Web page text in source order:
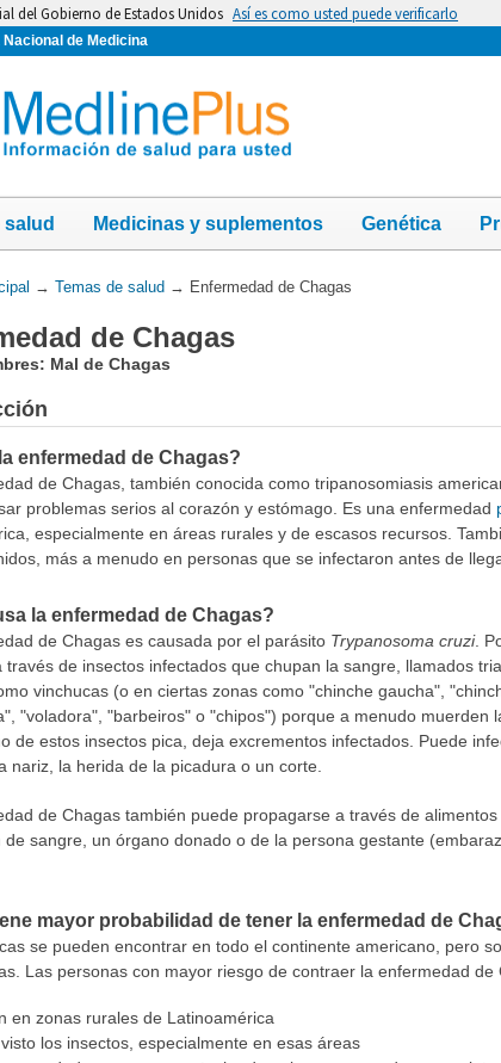
del Gobierno de Estados Unidos Así es como usted puede verificarlo
de Medicina
salud Medicinas y suplementos Genética
→ Temas de salud → Enfermedad de Chagas
de Chagas
Mal de Chagas
enfermedad de Chagas?
de Chagas, también conocida como tripanosomiasis
problemas serios al corazón y estómago. Es una enfermedad
especialmente en áreas rurales y de escasos recursos.
más a menudo en personas que se infectaron antes de
la enfermedad de Chagas?
de Chagas es causada por el parásito Trypanosoma cruzi.
través de insectos infectados que chupan la sangre, llamados
vinchucas (o en ciertas zonas como "chinche gaucha",
"voladora", "barbeiros" o "chipos") porque a menudo muerden
de estos insectos pica, deja excrementos infectados. Puede
nariz, la herida de la picadura o un corte.
de Chagas también puede propagarse a través de
de sangre, un órgano donado o de la persona gestante
mayor probabilidad de tener la enfermedad de
se pueden encontrar en todo el continente americano, pero
Las personas con mayor riesgo de contraer la enfermedad de
en zonas rurales de Latinoamérica
los insectos, especialmente en esas áreas